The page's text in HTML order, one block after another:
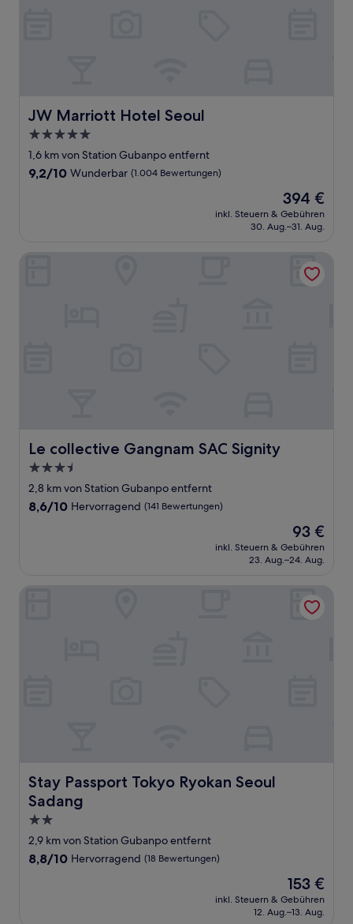
JW Marriott Hotel Seoul
JW Marriott Hotel Seoul
5.0-
Sterne-
Unterkunft
1,6 km von Station Gubanpo entfernt
9.2
9,2/10 Wunderbar (1.004 Bewertungen)
Der
Preis
beträgt
394 €
inkl. Steuern & Gebühren
30. Aug.–31. Aug.
Le collective Gangnam SAC Signity
Le collective Gangnam SAC Signity
3.5-
Sterne-
Unterkunft
2,8 km von Station Gubanpo entfernt
8.6
8,6/10 Hervorragend (141 Bewertungen)
Der
Preis
beträgt
93 €
inkl. Steuern & Gebühren
23. Aug.–24. Aug.
Stay Passport Tokyo Ryokan Seoul
Sadang
Stay Passport Tokyo Ryokan Seoul Sadang
2.0-
Sterne-
Unterkunft
2,9 km von Station Gubanpo entfernt
8.8
8,8/10 Hervorragend (18 Bewertungen)
Der
Preis
beträgt
153 €
inkl. Steuern & Gebühren
12. Aug.–13. Aug.